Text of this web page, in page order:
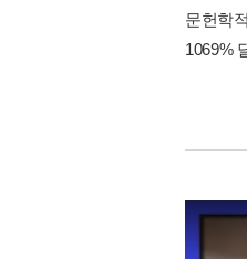
문헌학
1069%